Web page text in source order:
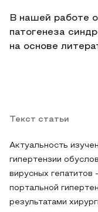
В нашей работе
патогенеза
на основе
Текст статьи
Актуальность
гипертензии
вирусных гепатитов
портальной
результатами